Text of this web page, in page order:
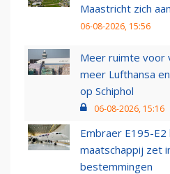
Maastricht zich
06-08-2026, 15:56
Meer ruimte voor
meer Lufthansa
op Schiphol
06-08-2026, 15:16
Embraer E195-E2
maatschappij zet
bestemmingen